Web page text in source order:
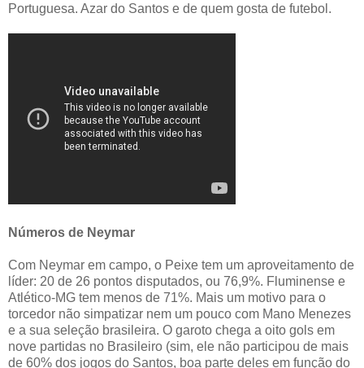
Portuguesa. Azar do Santos e de quem gosta de futebol.
Números de Neymar
Com Neymar em campo, o Peixe tem um aproveitamento de
líder: 20 de 26 pontos disputados, ou 76,9%. Fluminense e
Atlético-MG tem menos de 71%. Mais um motivo para o
torcedor não simpatizar nem um pouco com Mano Menezes
e a sua seleção brasileira. O garoto chega a oito gols em
nove partidas no Brasileiro (sim, ele não participou de mais
de 60% dos jogos do Santos, boa parte deles em função do